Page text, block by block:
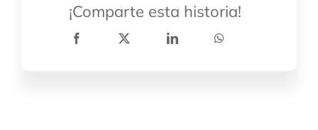
¡Comparte esta historia!